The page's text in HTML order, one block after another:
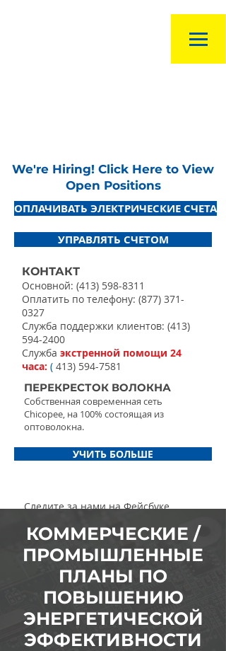
We're Hiring! Click Here to View
Open Positions
ОПЛАЧИВАТЬ ЭЛЕКТРИЧЕСКИЕ СЧЕТА
УПРАВЛЯТЬ СЧЕТОМ
КОНТАКТ
Основной: (413) 598-8311
Оплатить по телефону: (877) 371-
0327
Служба поддержки клиентов: (413)
594-2400
Служба экстренной помощи 24
часа: ( 413) 594-7581
ПЕРЕКРЕСТОК ВОЛОКНА
Собственная современная сеть
Chicopee, на 100% состоящая из
оптоволокна.
УЧИТЬ БОЛЬШЕ
Следите за нами на Фейсбуке
КОММЕРЧЕСКИЕ /
ПРОМЫШЛЕННЫЕ
ПЛАНЫ ПО
ПОВЫШЕНИЮ
ЭНЕРГЕТИЧЕСКОЙ
ЭФФЕКТИВНОСТИ